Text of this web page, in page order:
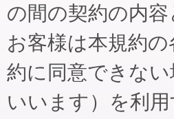
の間の契約の内
お客様は本規約
約に同意できな
いいます）を利